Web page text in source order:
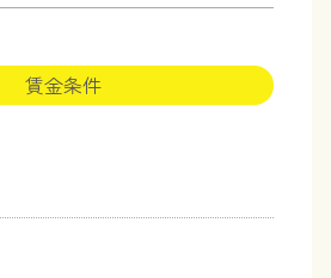
賃金条件